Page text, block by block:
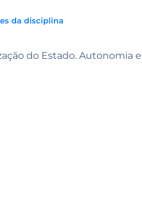
da disciplina
do Estado. Autonomia